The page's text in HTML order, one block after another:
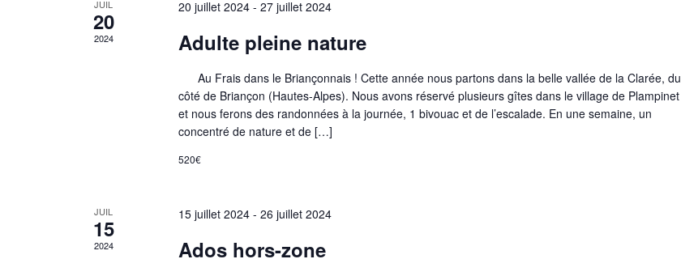
JUIL
20
2024
20 juillet 2024- 27 juillet 2024
Adulte pleine nature
Au Frais dans le Briançonnais ! Cette année nous partons dans la belle vallée de la Clarée, du
côté de Briançon (Hautes-Alpes). Nous avons réservé plusieurs gîtes dans le village de Plampinet
et nous ferons des randonnées à la journée, 1 bivouac et de l’escalade. En une semaine, un
concentré de nature et de […]
520€
JUIL
15
2024
15 juillet 2024- 26 juillet 2024
Ados hors-zone